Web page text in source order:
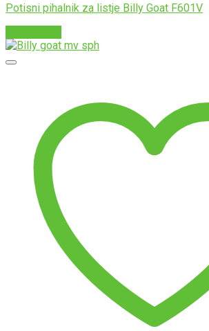
Potisni pihalnik za listje Billy Goat F601V